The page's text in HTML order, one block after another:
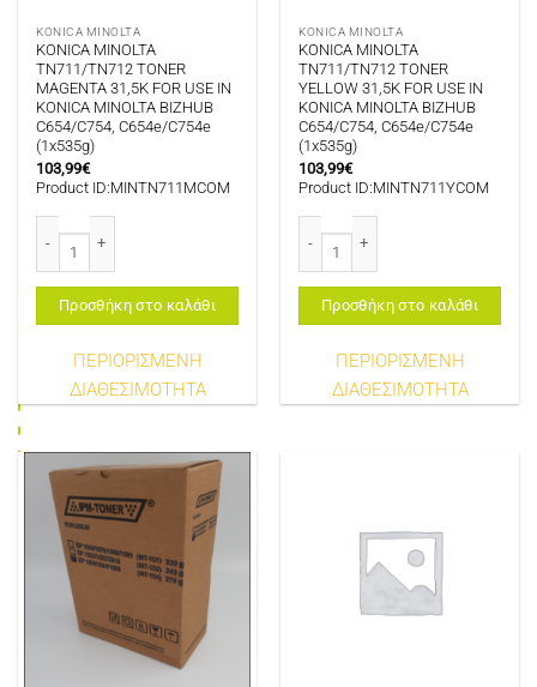
KONICA MINOLTA
KONICA MINOLTA
TN711/TN712 TONER
MAGENTA 31,5K FOR USE IN
KONICA MINOLTA BIZHUB
C654/C754, C654e/C754e
(1x535g)
103,99€
Product ID:MINTN711MCOM
Προσθήκη στο καλάθι
ΠΕΡΙΟΡΙΣΜΕΝΗ
ΔΙΑΘΕΣΙΜΟΤΗΤΑ
KONICA MINOLTA
KONICA MINOLTA
TN711/TN712 TONER
YELLOW 31,5K FOR USE IN
KONICA MINOLTA BIZHUB
C654/C754, C654e/C754e
(1x535g)
103,99€
Product ID:MINTN711YCOM
Προσθήκη στο καλάθι
ΠΕΡΙΟΡΙΣΜΕΝΗ
ΔΙΑΘΕΣΙΜΟΤΗΤΑ